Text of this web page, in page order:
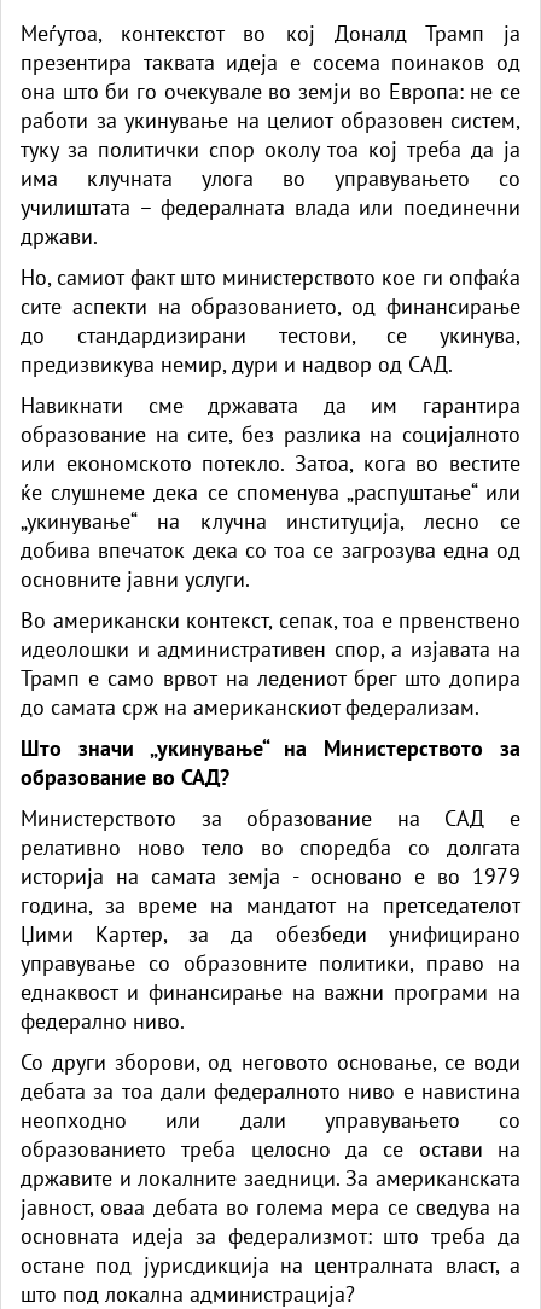
Меѓутоа, контекстот во кој Доналд Трамп ја
презентира таквата идеја е сосема поинаков од
она што би го очекувале во земји во Европа: не се
работи за укинување на целиот образовен систем,
туку за политички спор околу тоа кој треба да ја
има клучната улога во управувањето со
училиштата – федералната влада или поединечни
држави.
Но, самиот факт што министерството кое ги опфаќа
сите аспекти на образованието, од финансирање
до стандардизирани тестови, се укинува,
предизвикува немир, дури и надвор од САД.
Навикнати сме државата да им гарантира
образование на сите, без разлика на социјалното
или економското потекло. Затоа, кога во вестите
ќе слушнеме дека се споменува „распуштање“ или
„укинување“ на клучна институција, лесно се
добива впечаток дека со тоа се загрозува една од
основните јавни услуги.
Во американски контекст, сепак, тоа е првенствено
идеолошки и административен спор, а изјавата на
Трамп е само врвот на ледениот брег што допира
до самата срж на американскиот федерализам.
Што значи „укинување“ на Министерството за
образование во САД?
Министерството за образование на САД е
релативно ново тело во споредба со долгата
историја на самата земја - основано е во 1979
година, за време на мандатот на претседателот
Џими Картер, за да обезбеди унифицирано
управување со образовните политики, право на
еднаквост и финансирање на важни програми на
федерално ниво.
Со други зборови, од неговото основање, се води
дебата за тоа дали федералното ниво е навистина
неопходно или дали управувањето со
образованието треба целосно да се остави на
државите и локалните заедници. За американската
јавност, оваа дебата во голема мера се сведува на
основната идеја за федерализмот: што треба да
остане под јурисдикција на централната власт, а
што под локална администрација?